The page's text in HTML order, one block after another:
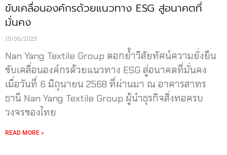
ขับเคลื่อนองค์กรด้วยแนวทาง ESG สู่อนาคตที่
มั่นคง
10/06/2025
Nan Yang Textile Group ตอกย้ำวิสัยทัศน์ความยั่งยืน
ขับเคลื่อนองค์กรด้วยแนวทาง ESG สู่อนาคตที่มั่นคง
เมื่อวันที่ 6 มิถุนายน 2568 ที่ผ่านมา ณ อาคารสาทร
ธานี Nan Yang Textile Group ผู้นำธุรกิจสิ่งทอครบ
วงจรของไทย
READ MORE »